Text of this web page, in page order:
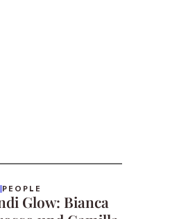
PEOPLE
Glow: Bianca